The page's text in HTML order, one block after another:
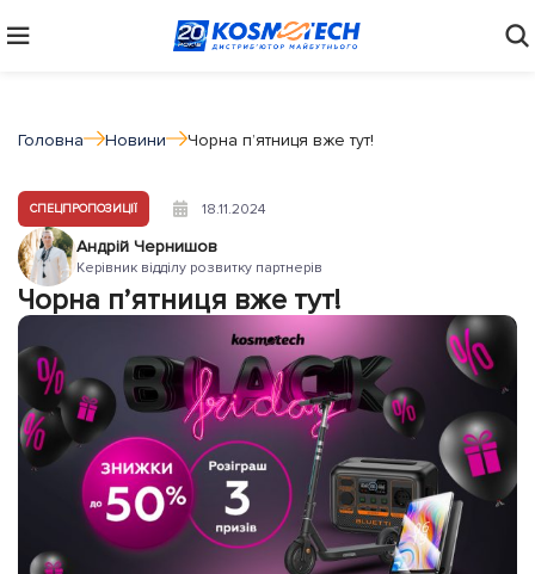
Головна Новини Чорна п’ятниця вже тут!
СПЕЦПРОПОЗИЦІЇ 18.11.2024
Андрій Чернишов
Керівник відділу розвитку партнерів
Чорна п’ятниця вже тут!